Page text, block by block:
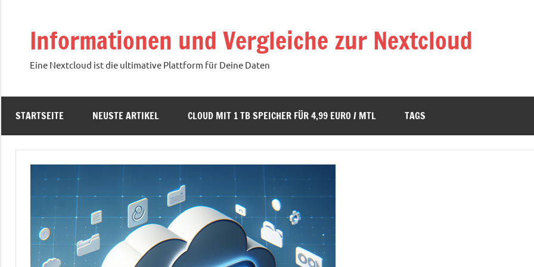
Informationen und Vergleiche zur Nextcloud
Eine Nextcloud ist die ultimative Plattform für Deine Daten
STARTSEITE NEUSTE ARTIKEL CLOUD MIT 1 TB SPEICHER FÜR 4,99 EURO / MTL TAGS